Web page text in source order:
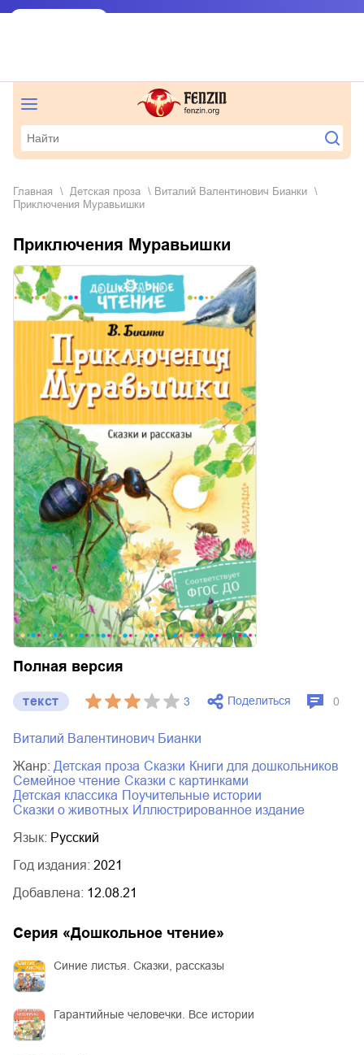
Главная детская проза
Виталий Валентинович Бианки
Приключения Муравьишки
Приключения Муравьишки
Полная версия
текст 3 Поделиться 0
Виталий Валентинович Бианки
Жанр:
детская проза сказки
книги для дошкольников
семейное чтение
сказки с картинками
детская классика
поучительные истории
сказки о животных
иллюстрированное издание
Язык: Русский
Год издания: 2021
Добавлена: 12.08.21
Серия «Дошкольное чтение»
Синие листья. Сказки, рассказы
Гарантийные человечки. Все истории